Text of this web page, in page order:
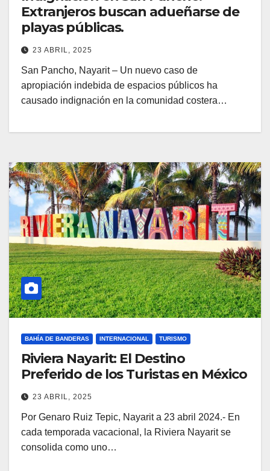
Extranjeros buscan adueñarse de
playas públicas.
23 ABRIL, 2025
San Pancho, Nayarit – Un nuevo caso de
apropiación indebida de espacios públicos ha
causado indignación en la comunidad costera…
BAHÍA DE BANDERAS INTERNACIONAL TURISMO
Riviera Nayarit: El Destino
Preferido de los Turistas en México
23 ABRIL, 2025
Por Genaro Ruiz Tepic, Nayarit a 23 abril 2024.- En
cada temporada vacacional, la Riviera Nayarit se
consolida como uno…